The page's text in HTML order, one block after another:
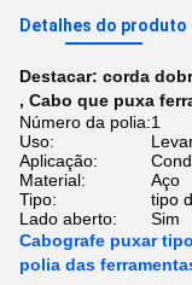
Detalhes do produto
Destacar: corda
, Cabo que puxa
Número da polia:1
Uso:
Aplicação:
Material:
Aço
Tipo:
tipo
Lado aberto:
Sim
Cabografe puxar
polia das